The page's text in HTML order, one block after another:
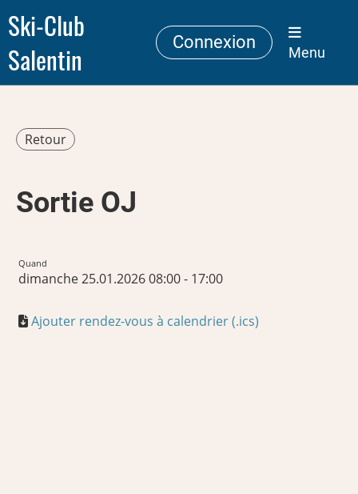
Ski-Club
Salentin
Connexion
Menu
Retour
Sortie OJ
Quand
dimanche 25.01.2026 08:00 - 17:00
Ajouter rendez-vous à calendrier (.ics)